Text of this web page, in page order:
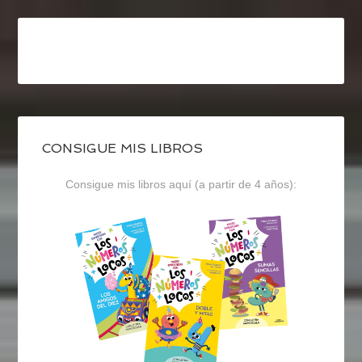
CONSIGUE MIS LIBROS
Consigue mis libros aquí (a partir de 4 años):